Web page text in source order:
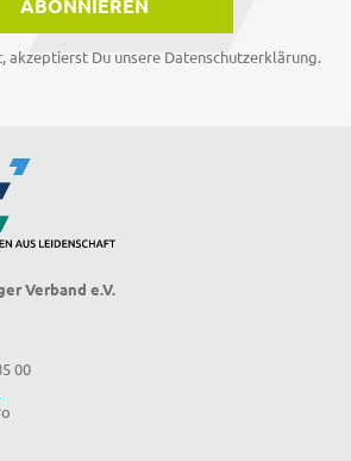
akzeptierst Du unsere Datenschutzerklärung.
Verband e.V.
00